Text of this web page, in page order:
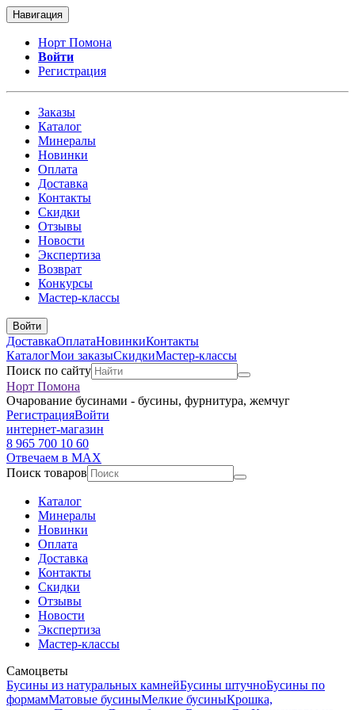
Навигация
Норт Помона
Войти
Регистрация
Заказы
Каталог
Минералы
Новинки
Оплата
Доставка
Контакты
Скидки
Отзывы
Новости
Экспертиза
Возврат
Конкурсы
Мастер-классы
Войти
ДоставкаОплатаНовинкиКонтакты
КаталогМои заказыСкидкиМастер-классы
Поиск по сайту
Норт Помона
Очарование бусинами - бусины, фурнитура, жемчуг
РегистрацияВойти
интернет-магазин
8 965 700 10 60
Отвечаем в MAX
Поиск товаров
Каталог
Минералы
Новинки
Оплата
Доставка
Контакты
Скидки
Отзывы
Новости
Экспертиза
Мастер-классы
Самоцветы
Бусины из натуральных камнейБусины штучноБусины по
формамМатовые бусиныМелкие бусиныКрошка,